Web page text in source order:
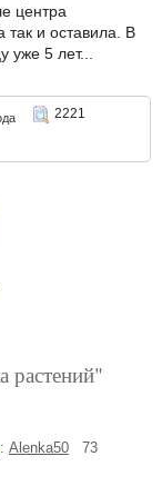
центра
так и оставила. В
уже 5 лет...
2221
растений"
Alenka50 73